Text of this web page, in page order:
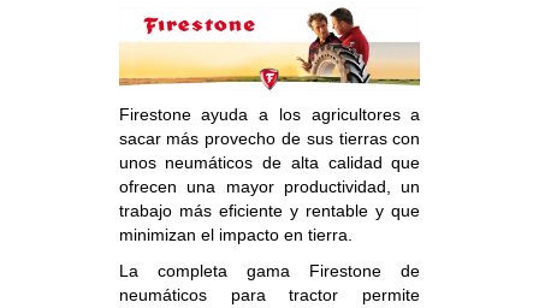
Firestone ayuda a los agricultores a
sacar más provecho de sus tierras con
unos neumáticos de alta calidad que
ofrecen una mayor productividad, un
trabajo más eficiente y rentable y que
minimizan el impacto en tierra.
La completa gama Firestone de
neumáticos para tractor permite